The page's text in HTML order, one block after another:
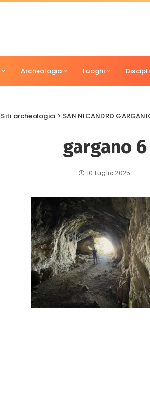
Archeologia Luoghi
Siti archeologici > SAN NICANDRO GARGANICO
gargano 6
10 Luglio 2025